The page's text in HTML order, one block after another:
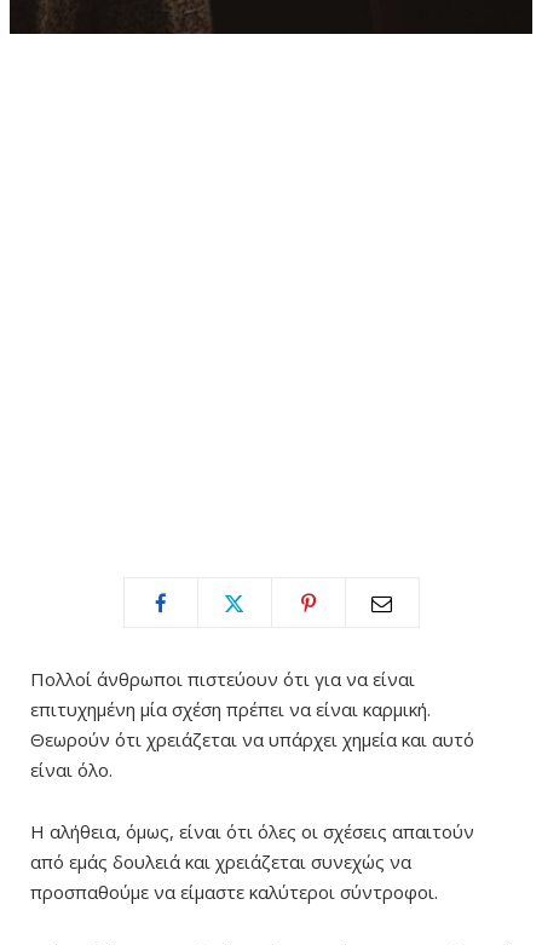
Πολλοί άνθρωποι πιστεύουν ότι για να είναι
επιτυχημένη μία σχέση πρέπει να είναι καρμική.
Θεωρούν ότι χρειάζεται να υπάρχει χημεία και αυτό
είναι όλο.
Η αλήθεια, όμως, είναι ότι όλες οι σχέσεις απαιτούν
από εμάς δουλειά και χρειάζεται συνεχώς να
προσπαθούμε να είμαστε καλύτεροι σύντροφοι.